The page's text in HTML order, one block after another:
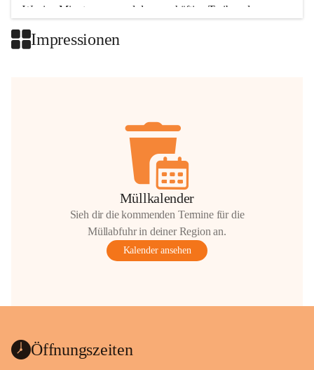
Wenige Minuten nur, und das geschäftige Treiben der
Impressionen
Müllkalender
Sieh dir die kommenden Termine für die
Müllabfuhr in deiner Region an.
Kalender ansehen
Öffnungszeiten